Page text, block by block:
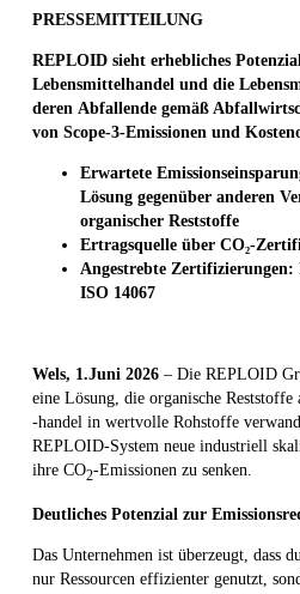
PRESSEMITTEILUNG
REPLOID sieht erhebliches
Lebensmittelhandel und die
deren Abfallende gemäß
von Scope-3-Emissionen und
Erwartete
Lösung gegenüber anderen
organischer Reststoffe
Ertragsquelle über CO₂-
Angestrebte Zertifizierungen:
ISO 14067
Wels, 1.Juni 2026 – Die REPLOID
eine Lösung, die organische
-handel in wertvolle Rohstoffe
REPLOID-System neue industriell
ihre CO2-Emissionen zu senken.
Deutliches Potenzial zur
Das Unternehmen ist überzeugt, dass
nur Ressourcen effizienter genutzt,